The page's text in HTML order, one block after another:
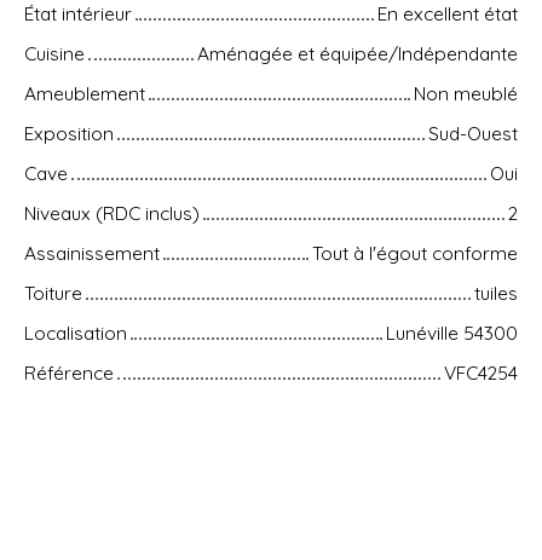
État intérieur
En excellent état
Cuisine
Aménagée et équipée/Indépendante
Ameublement
Non meublé
Exposition
Sud-Ouest
Cave
Oui
Niveaux (RDC inclus)
2
Assainissement
Tout à l'égout conforme
Toiture
tuiles
Localisation
Lunéville 54300
Référence
VFC4254